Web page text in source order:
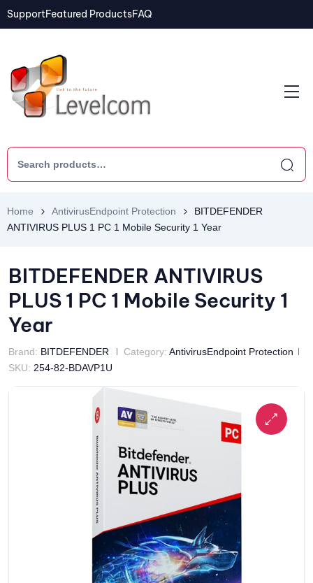
SupportFeatured ProductsFAQ
Home AntivirusEndpoint Protection
BITDEFENDER
ANTIVIRUS PLUS 1 PC 1 Mobile Security 1 Year
BITDEFENDER ANTIVIRUS
PLUS 1 PC 1 Mobile Security 1
Year
Brand: BITDEFENDER Category: AntivirusEndpoint Protection
SKU: 254-82-BDAVP1U